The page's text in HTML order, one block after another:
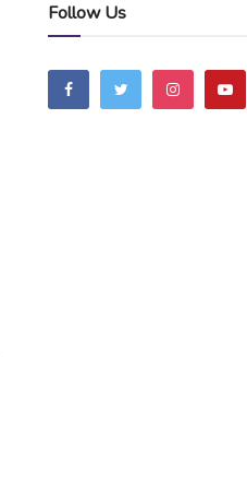
Follow Us